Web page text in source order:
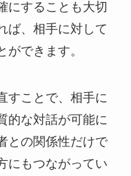
にすることも大切
ば、相手に対して
ができます。
すことで、相手に
的な対話が可能に
との関係性だけで
にもつながってい